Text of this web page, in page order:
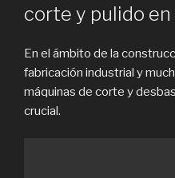
corte y pulido en
En el ámbito de la
fabricación industrial y
máquinas de corte y
crucial.